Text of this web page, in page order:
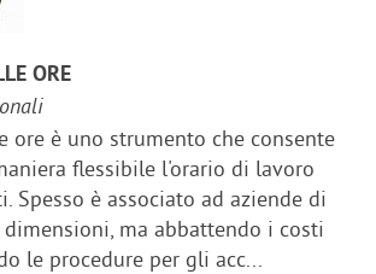
ORE
ore è uno strumento che consente
flessibile l'orario di lavoro
Spesso è associato ad aziende di
ma abbattendo i costi
le procedure per gli acc...